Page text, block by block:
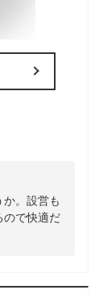
。設営も
ので快適だ